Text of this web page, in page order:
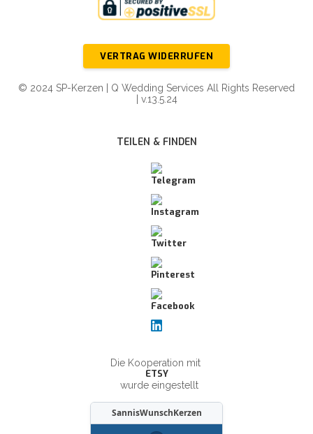
VERTRAG WIDERRUFEN
© 2024 SP-Kerzen | Q Wedding Services All Rights Reserved
| v.13.5.24
TEILEN & FINDEN
Die Kooperation mit
ETSY
wurde eingestellt
SannisWunschKerzen